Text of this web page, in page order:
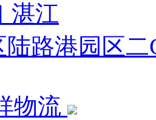
湛江
路港园区二
物流